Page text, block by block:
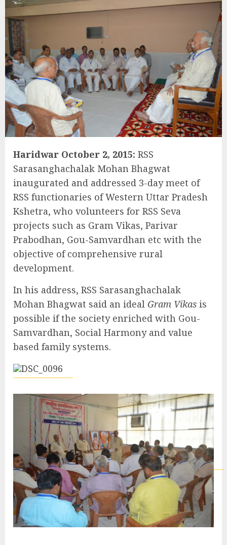
Haridwar October 2, 2015: RSS
Sarasanghachalak Mohan Bhagwat
inaugurated and addressed 3-day meet of
RSS functionaries of Western Uttar Pradesh
Kshetra, who volunteers for RSS Seva
projects such as Gram Vikas, Parivar
Prabodhan, Gou-Samvardhan etc with the
objective of comprehensive rural
development.
In his address, RSS Sarasanghachalak
Mohan Bhagwat said an ideal Gram Vikas is
possible if the society enriched with Gou-
Samvardhan, Social Harmony and value
based family systems.